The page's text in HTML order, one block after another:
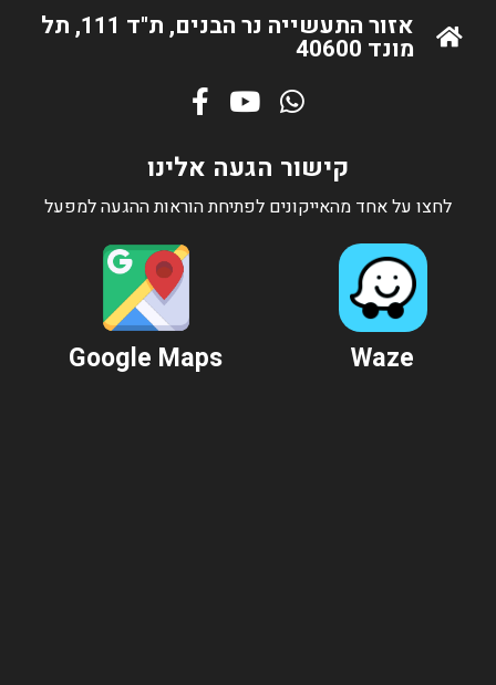
אזור התעשייה נר הבנים, ת"ד 111, תל
מונד 40600
קישור הגעה אלינו
לחצו על אחד מהאייקונים לפתיחת הוראות ההגעה למפעל
Waze
Google Maps